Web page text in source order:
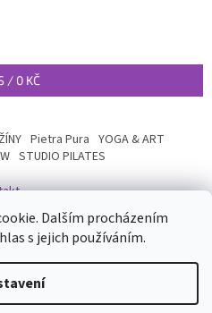
Dalším procházením
s jejich používáním.
/ 0 KČ
Pietra Pura YOGA & ART
STUDIO PILATES